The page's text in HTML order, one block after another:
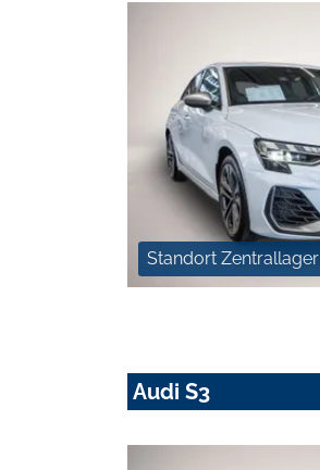
Standort Zentrallager
Audi S3